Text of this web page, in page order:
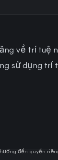
về trí tuệ
sử dụng trí
đến quyền